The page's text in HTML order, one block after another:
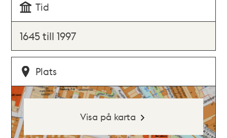
Tid
1645 till 1997
Plats
Visa på karta